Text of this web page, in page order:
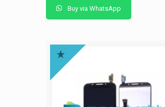
Buy via WhatsApp